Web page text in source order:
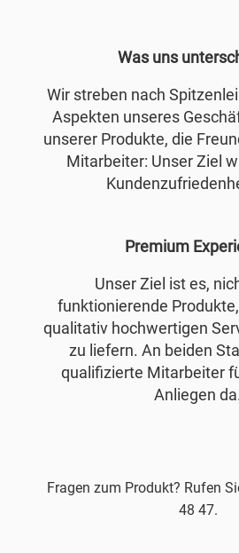
Was uns
Wir streben nach
Aspekten unseres
unserer Produkte, die
Mitarbeiter: Unser Ziel
Premium
Unser Ziel ist es,
funktionierende
qualitativ hochwertigen
zu liefern. An beiden
qualifizierte Mitarbeiter
Anliegen
Fragen zum Produkt? Rufen
48 47.